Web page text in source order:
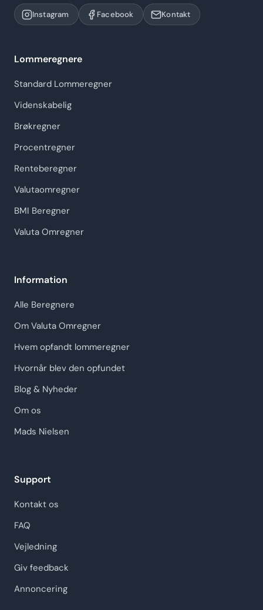
Instagram Facebook Kontakt
Lommeregnere
Standard Lommeregner
Videnskabelig
Brøkregner
Procentregner
Renteberegner
Valutaomregner
BMI Beregner
Valuta Omregner
Information
Alle Beregnere
Om Valuta Omregner
Hvem opfandt lommeregner
Hvornår blev den opfundet
Blog & Nyheder
Om os
Mads Nielsen
Support
Kontakt os
FAQ
Vejledning
Giv feedback
Annoncering